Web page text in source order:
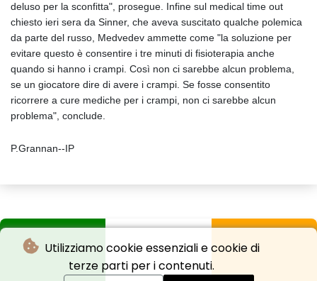
Utilizziamo cookie essenziali e cookie di
terze parti per i contenuti.
deluso per la sconfitta", prosegue. Infine sul medical time out
chiesto ieri sera da Sinner, che aveva suscitato qualche polemica
da parte del russo, Medvedev ammette come "la soluzione per
evitare questo è consentire i tre minuti di fisioterapia anche
quando si hanno i crampi. Così non ci sarebbe alcun problema,
se un giocatore dire di avere i crampi. Se fosse consentito
ricorrere a cure mediche per i crampi, non ci sarebbe alcun
problema", conclude.
P.Grannan--IP